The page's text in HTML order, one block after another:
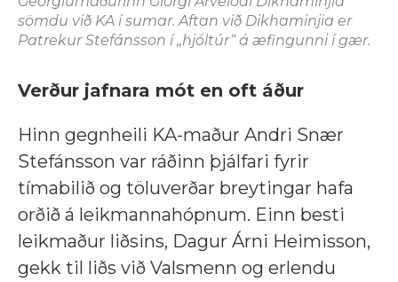
sömdu við KA í sumar. Aftan við Dikhaminjia er
Patrekur Stefánsson í „hjóltúr“ á æfingunni í gær.
Verður jafnara mót en oft áður
Hinn gegnheili KA-maður Andri Snær
Stefánsson var ráðinn þjálfari fyrir
tímabilið og töluverðar breytingar hafa
orðið á leikmannahópnum. Einn besti
leikmaður liðsins, Dagur Árni Heimisson,
gekk til liðs við Valsmenn og erlendu